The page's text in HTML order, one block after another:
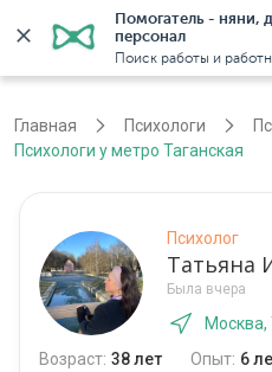
Помогатель - няни,
персонал
Поиск работы и
Главная Психологи
Психологи у метро Таганская
Психолог
Татьяна
Была вчера
Москва,
Возраст: 38 лет Опыт: 6